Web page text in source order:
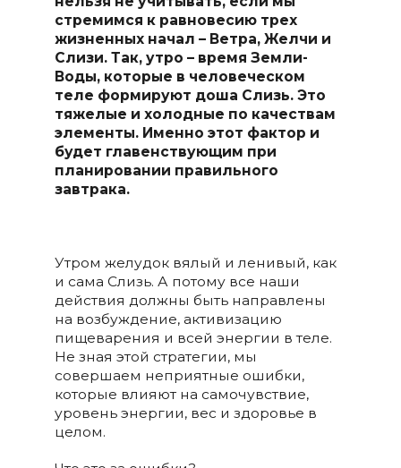
стремимся к равновесию трех
жизненных начал – Ветра, Желчи и
Слизи. Так, утро – время Земли-
Воды, которые в человеческом
теле формируют доша Слизь. Это
тяжелые и холодные по качествам
элементы. Именно этот фактор и
будет главенствующим при
планировании правильного
завтрака.
Утром желудок вялый и ленивый, как
и сама Слизь. А потому все наши
действия должны быть направлены
на возбуждение, активизацию
пищеварения и всей энергии в теле.
Не зная этой стратегии, мы
совершаем неприятные ошибки,
которые влияют на самочувствие,
уровень энергии, вес и здоровье в
целом.